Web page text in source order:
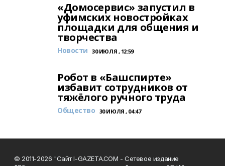
«Домосервис» запустил в
уфимских новостройках
площадки для общения и
творчества
Новости 30 ИЮЛЯ , 12:59
Робот в «Башспирте»
избавит сотрудников от
тяжёлого ручного труда
Общество 30 ИЮЛЯ , 04:47
© 2011-2026 "Сайт I-GAZETA.COM - Сетевое издание